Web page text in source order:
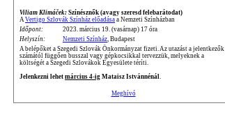
Viliam Klimáček: Színésznők (avagy szeresd felebarátodat)
AVertigo Szlovák Színház előadása a Nemzeti Színházban
Időpont:
2023. március 19. (vasárnap) 17 óra
Helyszín:
Nemzeti Színház, Budapest
A belépőket a Szegedi Szlovák Önkormányzat fizeti. Az utazást a jelentkezők
számától függően busszal vagy gépkocsikkal tervezzük, melyeknek a
költségét a Szegedi Szlovákok Egyesülete téríti.
Jelenkezni lehet március 4-ig Mataisz Istvánnénál.
Meghívó